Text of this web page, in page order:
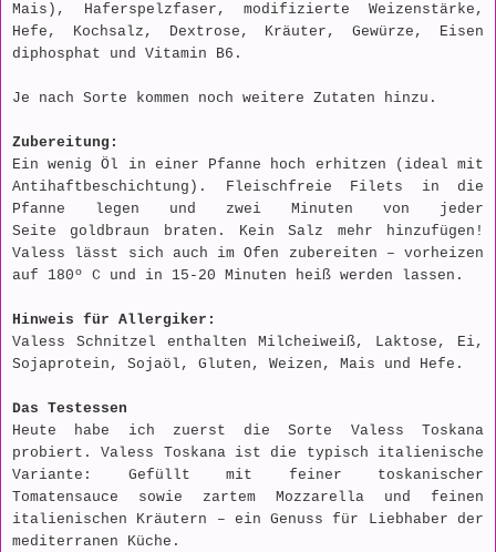
Mais), Haferspelzfaser, modifizierte Weizenstärke,
Hefe, Kochsalz, Dextrose, Kräuter, Gewürze, Eisen
diphosphat und Vitamin B6.
Je nach Sorte kommen noch weitere Zutaten hinzu.
Zubereitung:
Ein wenig Öl in einer Pfanne hoch erhitzen (ideal mit
Antihaftbeschichtung). Fleischfreie Filets in die
Pfanne legen und zwei Minuten von jeder
Seite goldbraun braten. Kein Salz mehr hinzufügen!
Valess lässt sich auch im Ofen zubereiten – vorheizen
auf 180º C und in 15-20 Minuten heiß werden lassen.
Hinweis für Allergiker:
Valess Schnitzel enthalten Milcheiweiß, Laktose, Ei,
Sojaprotein, Sojaöl, Gluten, Weizen, Mais und Hefe.
Das Testessen
Heute habe ich zuerst die Sorte Valess Toskana
probiert. Valess Toskana ist die typisch italienische
Variante: Gefüllt mit feiner toskanischer
Tomatensauce sowie zartem Mozzarella und feinen
italienischen Kräutern – ein Genuss für Liebhaber der
mediterranen Küche.